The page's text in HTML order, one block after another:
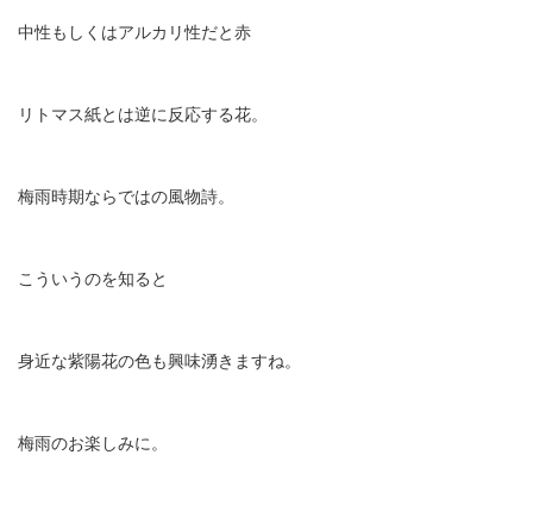
中性もしくはアルカリ性だと赤
リトマス紙とは逆に反応する花。
梅雨時期ならではの風物詩。
こういうのを知ると
身近な紫陽花の色も興味湧きますね。
梅雨のお楽しみに。